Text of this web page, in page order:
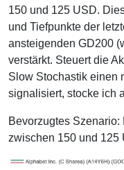
150 und 125 USD.
und Tiefpunkte der
ansteigenden GD200
verstärkt. Steuert die
Slow Stochastik einen
signalisiert, stocke ich
Bevorzugtes
zwischen 150 und 125